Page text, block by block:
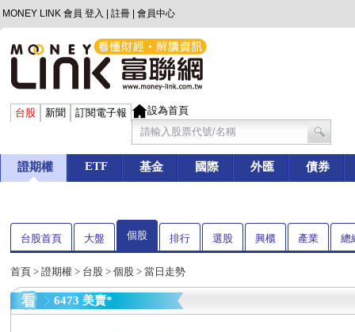
MONEY LINK 會員 登入 註冊 會員中心
台股 新聞 訂閱電子報 設為首頁
證期權 ETF 基金 國際 外匯 債券
台股首頁 大盤 個股 排行 選股 興櫃 產業 總
首頁 > 證期權 > 台股 > 個股 > 當日走勢
6473 美賣*